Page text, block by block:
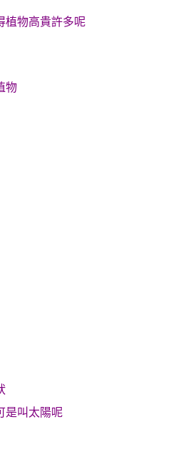
植物高貴許多呢
物
是叫太陽呢